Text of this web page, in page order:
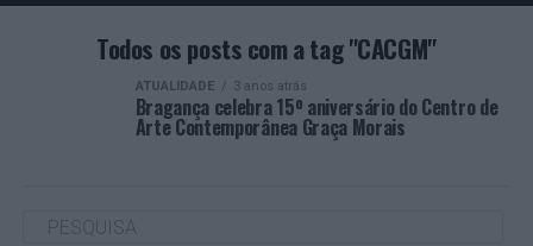
Todos os posts com a tag "CACGM"
ATUALIDADE 3 anos atrás
Bragança celebra 15º aniversário do Centro de
Arte Contemporânea Graça Morais